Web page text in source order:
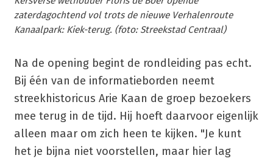
zaterdagochtend vol trots de nieuwe Verhalenroute
Kanaalpark: Kiek-terug. (foto: Streekstad Centraal)
Na de opening begint de rondleiding pas echt.
Bij één van de informatieborden neemt
streekhistoricus Arie Kaan de groep bezoekers
mee terug in de tijd. Hij hoeft daarvoor eigenlijk
alleen maar om zich heen te kijken. "Je kunt
het je bijna niet voorstellen, maar hier lag